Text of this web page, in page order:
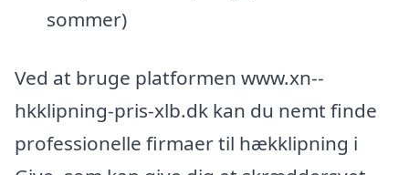
sommer)
Ved at bruge platformen www.xn--
hkklipning-pris-xlb.dk kan du nemt finde
professionelle firmaer til hækklipning i